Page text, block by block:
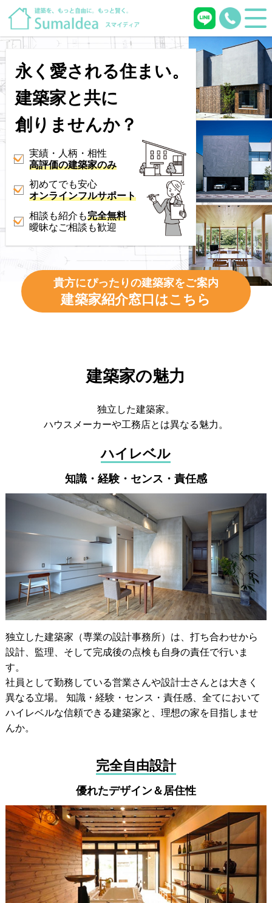
永く愛される住まい。
建築家と共に
創りませんか？
実績・人柄・相性
高評価の建築家のみ
初めてでも安心
オンラインフルサポート
相談も紹介も完全無料
曖昧なご相談も歓迎
貴方にぴったりの建築家をご案内
建築家紹介窓口はこちら
建築家の魅力
独立した建築家。
ハウスメーカーや工務店とは異なる魅力。
ハイレベル
知識・経験・センス・責任感
独立した建築家（専業の設計事務所）は、打ち合わせから
設計、監理、そして完成後の点検も自身の責任で行いま
す。
社員として勤務している営業さんや設計士さんとは大きく
異なる立場。 知識・経験・センス・責任感、全てにおいて
ハイレベルな信頼できる建築家と、理想の家を目指しませ
んか。
完全自由設計
優れたデザイン＆居住性